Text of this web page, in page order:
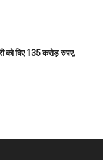
को दिए 135 करोड़ रुपए,